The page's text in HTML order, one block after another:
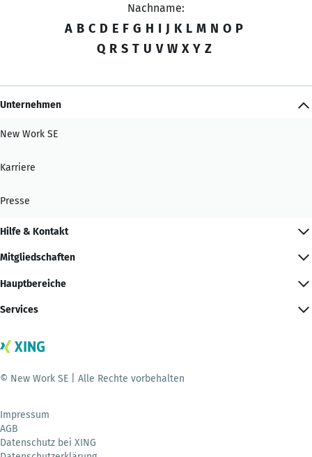
Nachname:
A B C D E F G H I J K L M N O P
Q R S T U V W X Y Z
Unternehmen
New Work SE
Karriere
Presse
Hilfe & Kontakt
Mitgliedschaften
Hauptbereiche
Services
© New Work SE | Alle Rechte vorbehalten
Impressum
AGB
Datenschutz bei XING